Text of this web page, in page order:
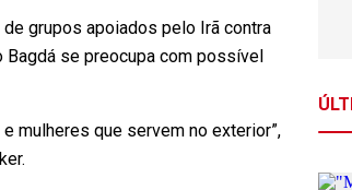
grupos apoiados pelo Irã contra
Bagdá se preocupa com possível
mulheres que servem no exterior”,